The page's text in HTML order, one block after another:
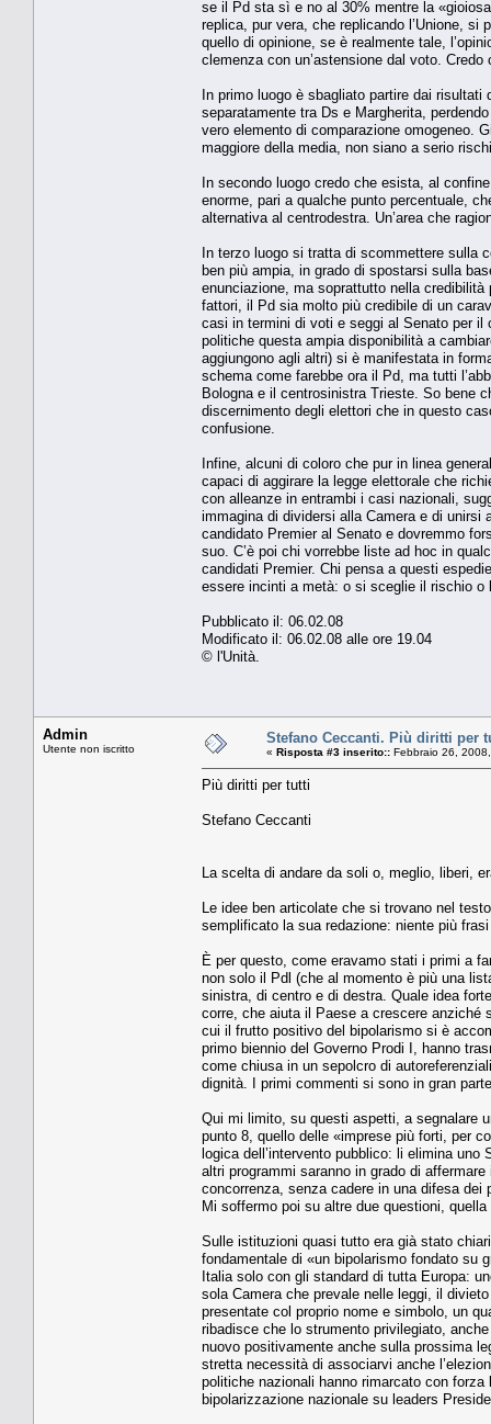
se il Pd sta sì e no al 30% mentre la
replica, pur vera, che replicando l’Unione,
quello di opinione, se è realmente tale,
clemenza con un’astensione dal voto.
In primo luogo è sbagliato partire dai
separatamente tra Ds e Margherita,
vero elemento di comparazione omogeneo.
maggiore della media, non siano a serio
In secondo luogo credo che esista, al
enorme, pari a qualche punto percentuale,
alternativa al centrodestra. Un’area che
In terzo luogo si tratta di scommettere sulla
ben più ampia, in grado di spostarsi sulla
enunciazione, ma soprattutto nella
fattori, il Pd sia molto più credibile di un
casi in termini di voti e seggi al Senato per
politiche questa ampia disponibilità a
aggiungono agli altri) si è manifestata in
schema come farebbe ora il Pd, ma tutti
Bologna e il centrosinistra Trieste. So bene
discernimento degli elettori che in questo
confusione.
Infine, alcuni di coloro che pur in linea
capaci di aggirare la legge elettorale che
con alleanze in entrambi i casi nazionali,
immagina di dividersi alla Camera e di unirsi
candidato Premier al Senato e dovremmo
suo. C’è poi chi vorrebbe liste ad hoc in
candidati Premier. Chi pensa a questi
essere incinti a metà: o si sceglie il rischio o
Pubblicato il: 06.02.08
Modificato il: 06.02.08 alle ore 19.04
© l'Unità.
Admin
Utente non iscritto
Stefano Ceccanti. Più diritti per
« Risposta #3 inserito:: Febbraio 26,
Più diritti per tutti
Stefano Ceccanti
La scelta di andare da soli o, meglio, liberi,
Le idee ben articolate che si trovano nel
semplificato la sua redazione: niente più
È per questo, come eravamo stati i primi a
non solo il Pdl (che al momento è più una
sinistra, di centro e di destra. Quale idea
corre, che aiuta il Paese a crescere anziché
cui il frutto positivo del bipolarismo si è
primo biennio del Governo Prodi I, hanno
come chiusa in un sepolcro di
dignità. I primi commenti si sono in gran
Qui mi limito, su questi aspetti, a segnalare
punto 8, quello delle «imprese più forti, per
logica dell’intervento pubblico: li elimina
altri programmi saranno in grado di
concorrenza, senza cadere in una difesa dei
Mi soffermo poi su altre due questioni,
Sulle istituzioni quasi tutto era già stato
fondamentale di «un bipolarismo fondato su
Italia solo con gli standard di tutta Europa:
sola Camera che prevale nelle leggi, il
presentate col proprio nome e simbolo, un
ribadisce che lo strumento privilegiato,
nuovo positivamente anche sulla prossima
stretta necessità di associarvi anche
politiche nazionali hanno rimarcato con
bipolarizzazione nazionale su leaders